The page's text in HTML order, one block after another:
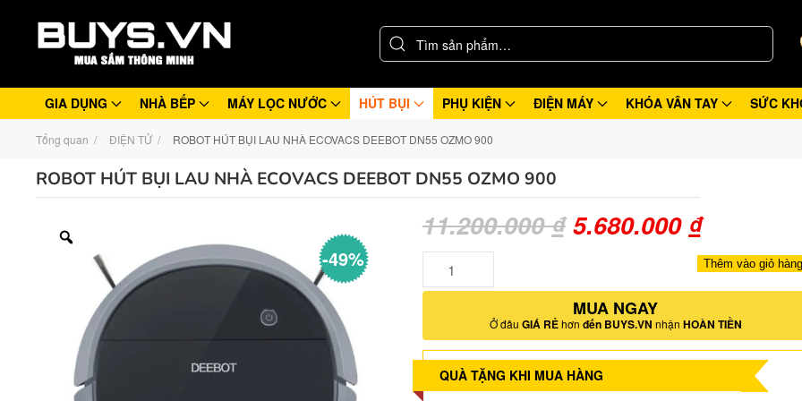
GIA DỤNG NHÀ BẾP MÁY LỌC NƯỚC HÚT BỤI PHỤ KIỆN ĐIỆN MÁY KHÓA VÂN TAY SỨC
Tổng quan ĐIỆN TỬ ROBOT HÚT BỤI LAU NHÀ ECOVACS DEEBOT DN55 OZMO 900
ROBOT HÚT BỤI LAU NHÀ ECOVACS DEEBOT DN55 OZMO 900
-49%
11.200.000₫ Giá
là:
11.200.000 ₫.
5.680.000 ₫Giá
hiện
tại
là:
lượng
Thêm vào giỏ hàng
MUA NGAY
Ở đâu GIÁ RẺhơn đến BUYS.VN nhận HOÀN TIỀN
QUÀ TẶNG KHI MUA HÀNG